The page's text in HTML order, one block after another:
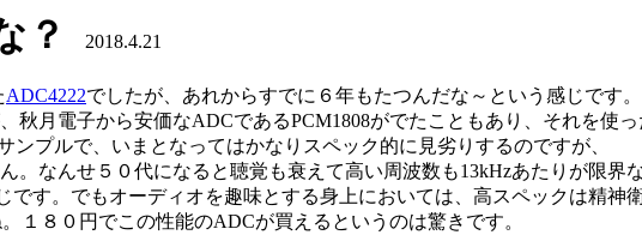
？ 2018.4.21
ADC4222でしたが、あれからすでに６年もたつんだな～という感じです。
秋月電子から安価なADCであるPCM1808がでたこともあり、それを使っ
ンプルで、いまとなってはかなりスペック的に見劣りするのですが、
。なんせ５０代になると聴覚も衰えて高い周波数も13kHzあたりが限界な
す。でもオーディオを趣味とする身上においては、高スペックは精神
１８０円でこの性能のADCが買えるというのは驚きです。